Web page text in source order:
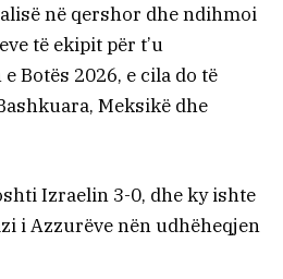
në qershor dhe ndihmoi
të ekipit për t’u
Botës 2026, e cila do të
Meksikë dhe
Izraelin 3-0, dhe ky ishte
i Azzurëve nën udhëheqjen